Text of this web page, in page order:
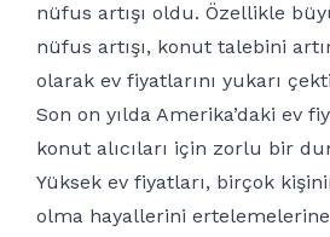
nüfus artışı oldu. Özellikle
nüfus artışı, konut talebini
olarak ev fiyatlarını yukarı
Son on yılda Amerika’daki ev
konut alıcıları için zorlu bir
Yüksek ev fiyatları, birçok
olma hayallerini